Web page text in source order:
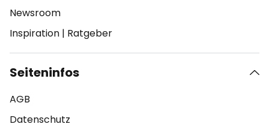
Newsroom
Inspiration | Ratgeber
Seiteninfos
AGB
Datenschutz